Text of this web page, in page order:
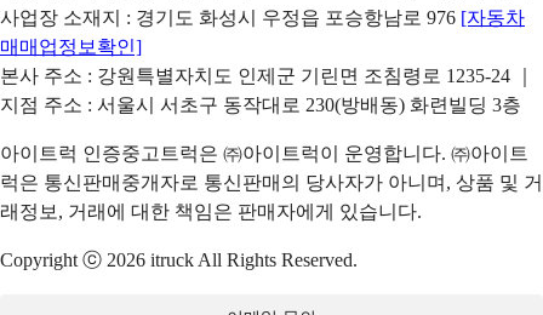
사업장 소재지 : 경기도 화성시 우정읍 포승항남로 976 [자동차
매매업정보확인]
본사 주소 : 강원특별자치도 인제군 기린면 조침령로 1235-24 ｜
지점 주소 : 서울시 서초구 동작대로 230(방배동) 화련빌딩 3층
아이트럭 인증중고트럭은 ㈜아이트럭이 운영합니다. ㈜아이트
럭은 통신판매중개자로 통신판매의 당사자가 아니며, 상품 및 거
래정보, 거래에 대한 책임은 판매자에게 있습니다.
Copyright ⓒ 2026 itruck All Rights Reserved.